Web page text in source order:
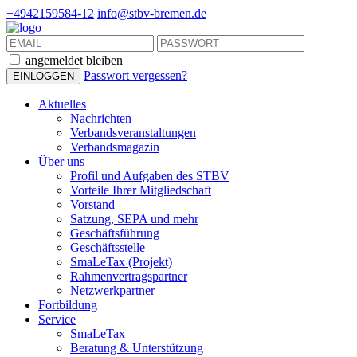
+4942159584-12 info@stbv-bremen.de
angemeldet bleiben
Passwort vergessen?
Aktuelles
Nachrichten
Verbandsveranstaltungen
Verbandsmagazin
Über uns
Profil und Aufgaben des STBV
Vorteile Ihrer Mitgliedschaft
Vorstand
Satzung, SEPA und mehr
Geschäftsführung
Geschäftsstelle
SmaLeTax (Projekt)
Rahmenvertragspartner
Netzwerkpartner
Fortbildung
Service
SmaLeTax
Beratung & Unterstützung